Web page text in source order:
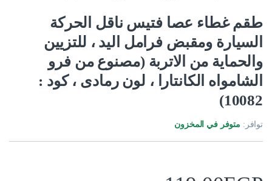
طقم غطاء عصا فتيس ناقل الحركة
السيارة ومقبض فرامل اليد ، للتزيين
والحماية من الاتربة (مصنوع من فرو
الشامواه الكانتارا ، لون رمادى ، كود :
10082)
توافر: متوفر في المخزون